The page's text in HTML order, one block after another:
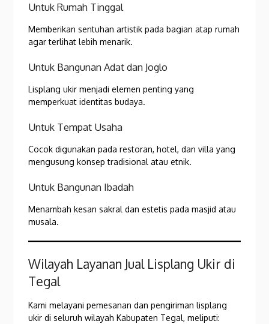
Untuk Rumah Tinggal
Memberikan sentuhan artistik pada bagian atap rumah
agar terlihat lebih menarik.
Untuk Bangunan Adat dan Joglo
Lisplang ukir menjadi elemen penting yang
memperkuat identitas budaya.
Untuk Tempat Usaha
Cocok digunakan pada restoran, hotel, dan villa yang
mengusung konsep tradisional atau etnik.
Untuk Bangunan Ibadah
Menambah kesan sakral dan estetis pada masjid atau
musala.
Wilayah Layanan Jual Lisplang Ukir di
Tegal
Kami melayani pemesanan dan pengiriman lisplang
ukir di seluruh wilayah Kabupaten Tegal, meliputi: